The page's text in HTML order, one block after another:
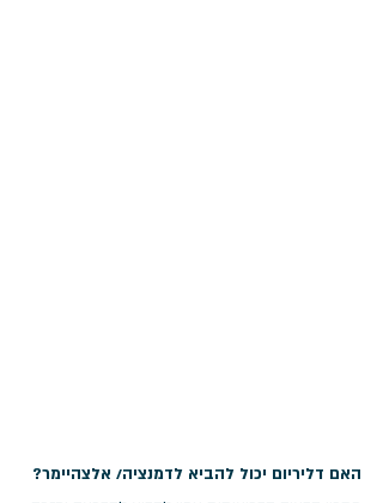
האם דליריום יכול להביא לדמנציה/ אלצהיימר?